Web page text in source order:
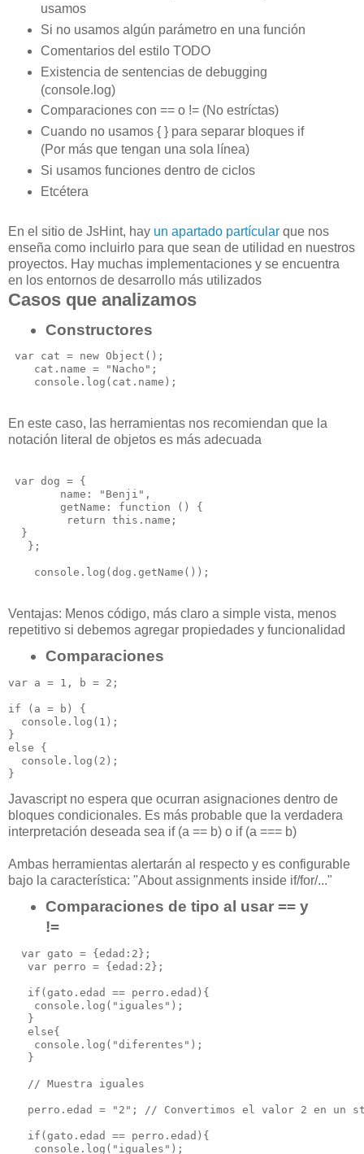
usamos
Si no usamos algún parámetro en una función
Comentarios del estilo TODO
Existencia de sentencias de debugging
(console.log)
Comparaciones con == o != (No estríctas)
Cuando no usamos { } para separar bloques if
(Por más que tengan una sola línea)
Si usamos funciones dentro de ciclos
Etcétera
En el sitio de JsHint, hay un apartado partícular que nos
enseña como incluirlo para que sean de utilidad en nuestros
proyectos. Hay muchas implementaciones y se encuentra
en los entornos de desarrollo más utilizados
Casos que analizamos
Constructores
var cat = new Object();
    cat.name = "Nacho";
En este caso, las herramientas nos recomiendan que la
notación literal de objetos es más adecuada
var dog = {
        name: "Benji",
        getName: function () {
         return this.name;
  }
   };
Ventajas: Menos código, más claro a simple vista, menos
repetitivo si debemos agregar propiedades y funcionalidad
Comparaciones
var a = 1, b = 2;
if (a = b) {
  console.log(1);
}
else {
  console.log(2);
Javascript no espera que ocurran asignaciones dentro de
bloques condicionales. Es más probable que la verdadera
interpretación deseada sea if (a == b) o if (a === b)
Ambas herramientas alertarán al respecto y es configurable
bajo la característica: "About assignments inside if/for/..."
Comparaciones de tipo al usar == y
!=
  var gato = {edad:2};
   var perro = {edad:2};
   if(gato.edad == perro.edad){
    console.log("iguales");
   }
   else{
    console.log("diferentes");
   }
   // Muestra iguales
perro.edad = "2"; // Convertimos el valor 2 en un
   if(gato.edad == perro.edad){
    console.log("iguales");